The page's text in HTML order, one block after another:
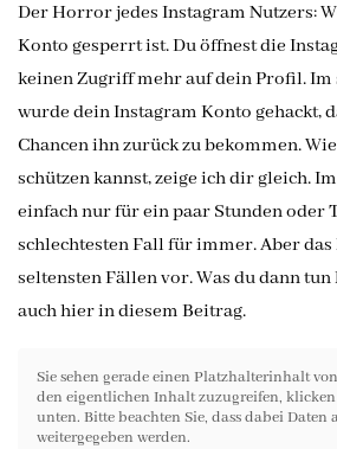
Der Horror jedes Instagram Nutzers:
Konto gesperrt ist. Du öffnest die
keinen Zugriff mehr auf dein Profil.
wurde dein Instagram Konto gehackt,
Chancen ihn zurück zu bekommen.
schützen kannst, zeige ich dir gleich.
einfach nur für ein paar Stunden oder
schlechtesten Fall für immer. Aber
seltensten Fällen vor. Was du dann
auch hier in diesem Beitrag.
Sie sehen gerade einen Platzhalterinhalt von
den eigentlichen Inhalt zuzugreifen,
unten. Bitte beachten Sie, dass dabei
weitergegeben werden.